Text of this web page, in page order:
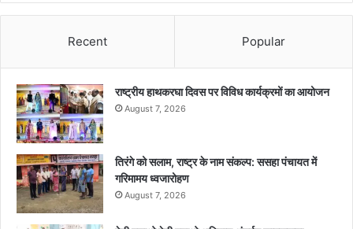
Recent Popular
राष्ट्रीय हाथकरघा दिवस पर विविध कार्यक्रमों का आयोजन
August 7, 2026
तिरंगे को सलाम, राष्ट्र के नाम संकल्प: ससहा पंचायत में
गरिमामय ध्वजारोहण
August 7, 2026